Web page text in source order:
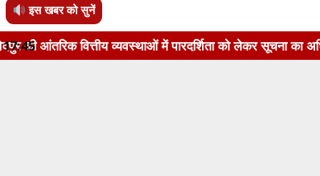
इस खबर को सुनें
वित्तीय व्यवस्थाओं में पारदर्शिता को लेकर सूचना का अधिकार
17:45